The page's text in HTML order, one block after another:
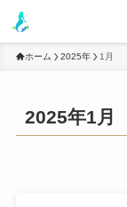
ホーム 2025年 1月
2025年1月